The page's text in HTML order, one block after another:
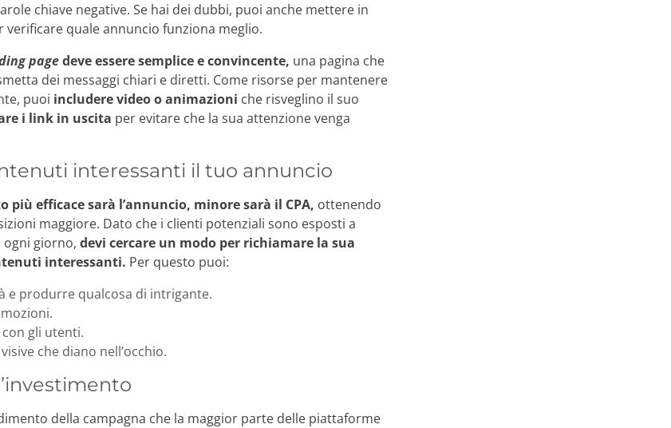
chiave negative. Se hai dei dubbi, puoi anche mettere in
verificare quale annuncio funziona meglio.
pagedeve essere semplice e convincente, una pagina che
dei messaggi chiari e diretti. Come risorse per mantenere
puoi includere video o animazioni che risveglino il suo
i link in uscita per evitare che la sua attenzione venga
interessanti il tuo annuncio
più efficace sarà l’annuncio, minore sarà il CPA, ottenendo
maggiore. Dato che i clienti potenziali sono esposti a
ogni giorno, devi cercare un modo per richiamare la sua
interessanti. Per questo puoi:
e produrre qualcosa di intrigante.
gli utenti.
che diano nell’occhio.
della campagna che la maggior parte delle piattaforme